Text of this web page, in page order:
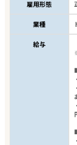
雇用形態
業種
給与